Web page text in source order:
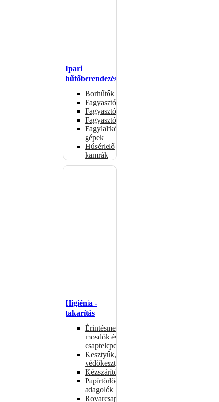
Ipari
hűtőberendezések
Borhűtők
Fagyasztóasztalok
Fagyasztóládák
Fagyasztószekrények
Fagylaltkészítő
gépek
Húsérlelő
kamrák
Higiénia -
takarítás
Érintésmentes
mosdók és
csaptelepek
Kesztyűk,
védőkesztyűk
Kézszárítók
Papírtörlő-
adagolók
Rovarcsapdák